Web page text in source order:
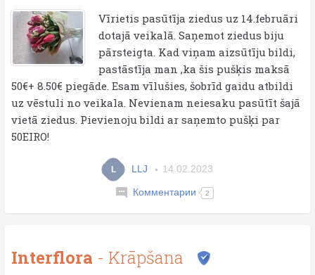
Vīrietis pasūtīja ziedus uz 14.februāri
dotajā veikalā. Saņemot ziedus biju
pārsteigta. Kad viņam aizsūtīju bildi,
pastāstīja man ,ka šis pušķis maksā
50€+ 8.50€ piegāde. Esam vīlušies, šobrīd gaidu atbildi
uz vēstuli no veikala. Nevienam neiesaku pasūtīt šajā
vietā ziedus. Pievienoju bildi ar saņemto pušķi par
50EIRO!
L LLJ 14.02.2023
Комментарии 2
Interflora - Krāpšana